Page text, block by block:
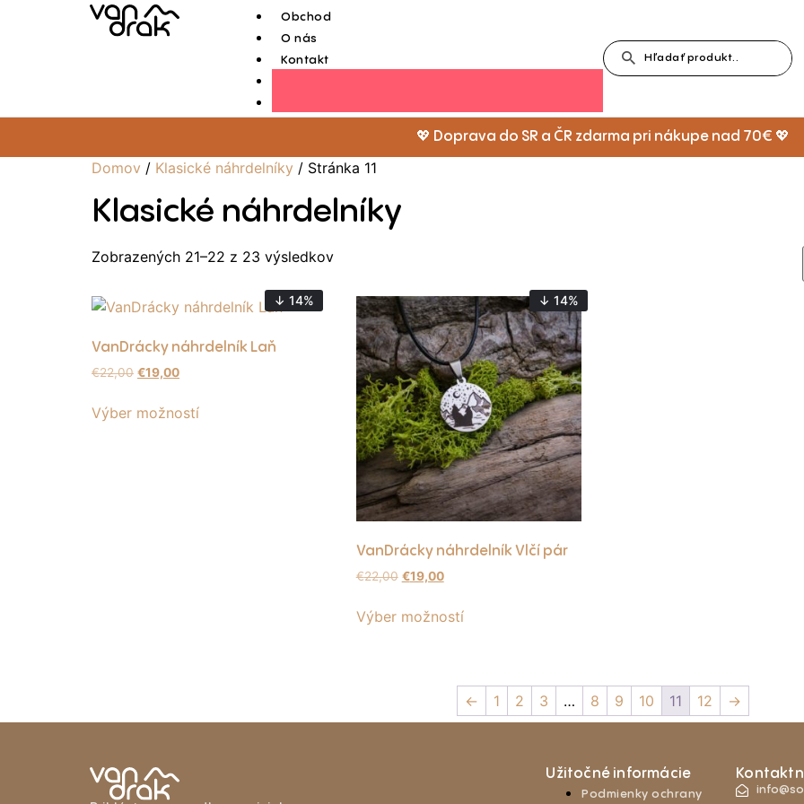
Obchod
O nás
Kontakt
💖 Doprava do SR a ČR zdarma pri nákupe nad 70€ 💖
Domov / Klasické náhrdelníky / Stránka 11
Klasické náhrdelníky
Zobrazených 21–22 z 23 výsledkov
↓ 14%
VanDrácky náhrdelník Laň
€22,00 €19,00
Výber možností
↓ 14%
VanDrácky náhrdelník Vlčí pár
€22,00 €19,00
Výber možností
← 1 2 3 … 8 9 10 11 12 →
Užitočné informácie
Podmienky ochrany